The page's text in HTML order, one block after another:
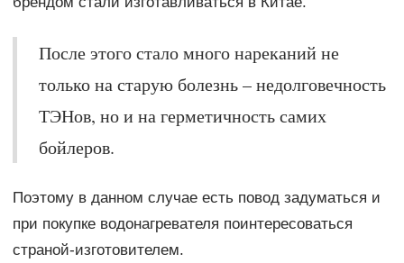
После этого стало много нареканий не
только на старую болезнь – недолговечность
ТЭНов, но и на герметичность самих
бойлеров.
Поэтому в данном случае есть повод задуматься и
при покупке водонагревателя поинтересоваться
страной-изготовителем.